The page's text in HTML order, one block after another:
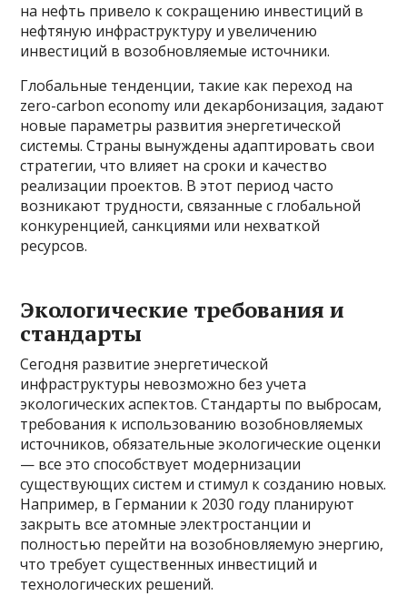
на нефть привело к сокращению инвестиций в
нефтяную инфраструктуру и увеличению
инвестиций в возобновляемые источники.
Глобальные тенденции, такие как переход на
zero-carbon economy или декарбонизация, задают
новые параметры развития энергетической
системы. Страны вынуждены адаптировать свои
стратегии, что влияет на сроки и качество
реализации проектов. В этот период часто
возникают трудности, связанные с глобальной
конкуренцией, санкциями или нехваткой
ресурсов.
Экологические требования и
стандарты
Сегодня развитие энергетической
инфраструктуры невозможно без учета
экологических аспектов. Стандарты по выбросам,
требования к использованию возобновляемых
источников, обязательные экологические оценки
— все это способствует модернизации
существующих систем и стимул к созданию новых.
Например, в Германии к 2030 году планируют
закрыть все атомные электростанции и
полностью перейти на возобновляемую энергию,
что требует существенных инвестиций и
технологических решений.